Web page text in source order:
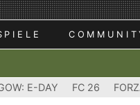
E-DAY FC 26